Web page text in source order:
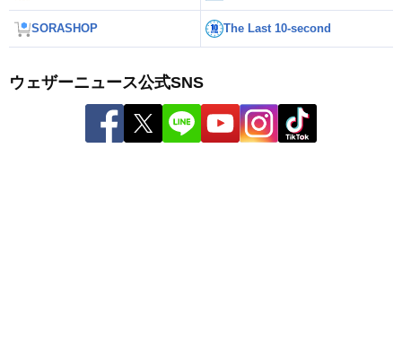
SORASHOP The Last 10-second
ウェザーニュース公式SNS